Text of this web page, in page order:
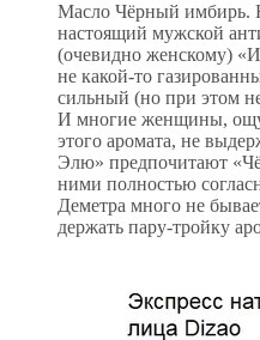
Масло Чёрный имбирь.
настоящий мужской
(очевидно женскому)
не какой-то
сильный (но при этом
И многие женщины,
этого аромата, не
Элю» предпочитают
ними полностью
Деметра много не
держать пару-тройку